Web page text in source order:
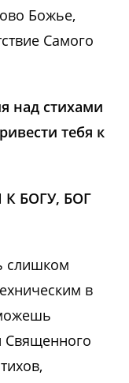
Божье,
Самого
над стихами
тебя к
БОГУ, БОГ
слишком
в
Священного